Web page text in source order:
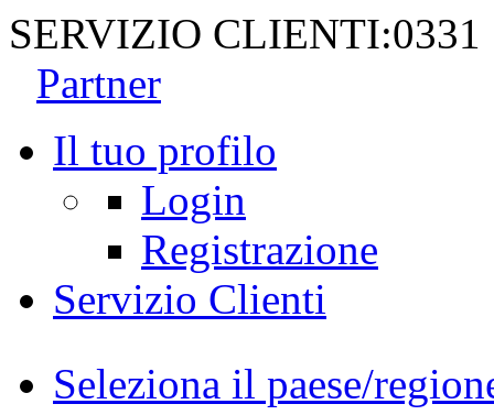
SERVIZIO CLIENTI:0331
Partner
Il tuo profilo
Login
Registrazione
Servizio Clienti
Seleziona il paese/